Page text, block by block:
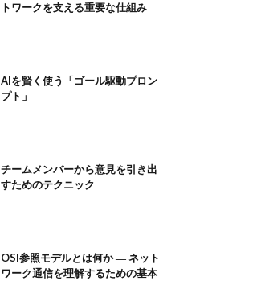
トワークを支える重要な仕組み
AIを賢く使う「ゴール駆動プロン
プト」
チームメンバーから意見を引き出
すためのテクニック
OSI参照モデルとは何か ― ネット
ワーク通信を理解するための基本